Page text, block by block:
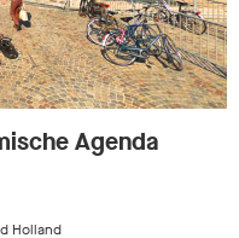
Agenda
Holland